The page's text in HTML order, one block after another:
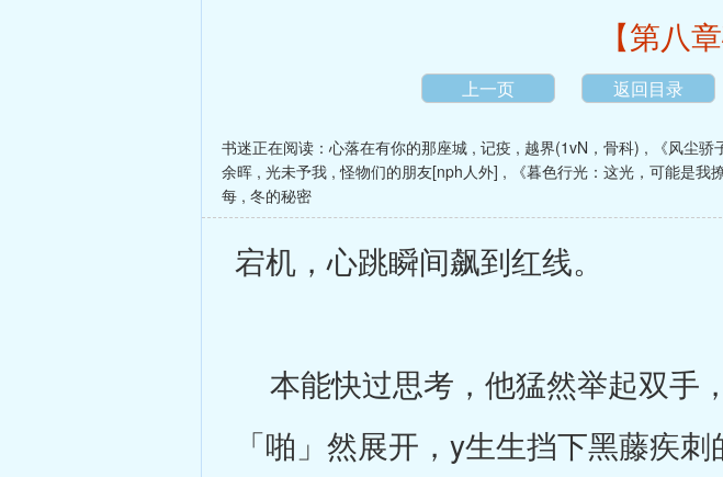
【第八
上一页 返回目录
书迷正在阅读： 心落在有你的那座城 , 记疫 , 越界(1vN，骨科) , 《风尘骄
余晖 , 光未予我 ,怪物们的朋友[nph人外] ,
《暮色行光：这光，可能是
每 , 冬的秘密
宕机，心跳瞬间飙到红线。
本能快过思考，他猛然举起双手
「啪」然展开，y生生挡下黑藤疾刺